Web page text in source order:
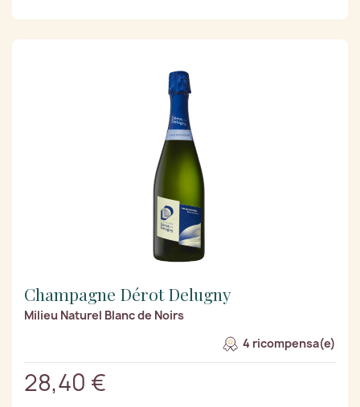
Champagne Dérot Delugny
Milieu Naturel Blanc de Noirs
4 ricompensa(e)
28,40 €